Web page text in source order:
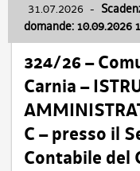
31.07.2026 -
domande: 10.09.2026
324/26 –
Carnia –
C – presso il
Contabile del